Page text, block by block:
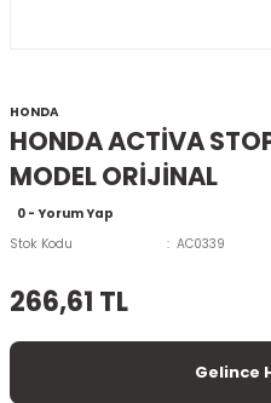
HONDA
HONDA ACTİVA
MODEL ORİJİNAL
0 - Yorum Yap
Stok Kodu
AC0339
266,61 TL
Gelince